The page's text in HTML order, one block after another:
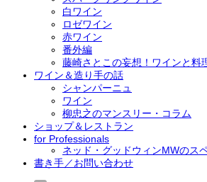
白ワイン
ロゼワイン
赤ワイン
番外編
藤崎さとこの妄想！ワインと料
ワイン＆造り手の話
シャンパーニュ
ワイン
柳忠之のマンスリー・コラム
ショップ＆レストラン
for Professionals
ネッド・グッドウィンMWのス
書き手／お問い合わせ